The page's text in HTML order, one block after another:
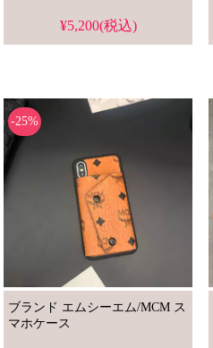
¥5,200(税込)
-25%
ブランド エムシーエム/MCM ス
マホケース